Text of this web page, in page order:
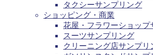
タクシーサンプリング
ショッピング・商業
花屋・フラワーショップ
スーツサンプリング
クリーニング店サンプリ